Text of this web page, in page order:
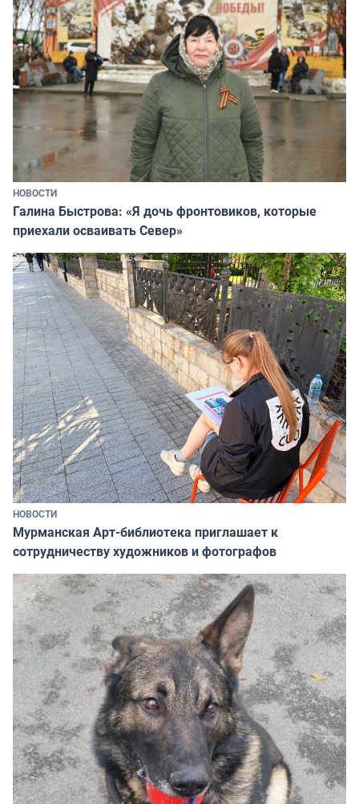
НОВОСТИ
Галина Быстрова: «Я дочь фронтовиков, которые
приехали осваивать Север»
НОВОСТИ
Мурманская Арт-библиотека приглашает к
сотрудничеству художников и фотографов